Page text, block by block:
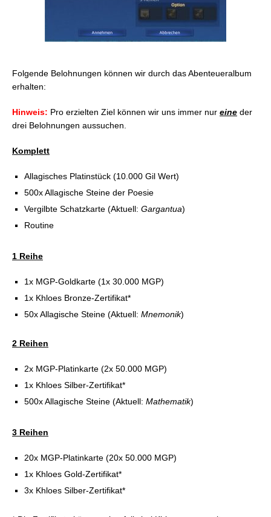
Folgende Belohnungen können wir durch das Abenteueralbum
erhalten:
Hinweis: Pro erzielten Ziel können wir uns immer nur eine der
drei Belohnungen aussuchen.
Komplett
Allagisches Platinstück (10.000 Gil Wert)
500x Allagische Steine der Poesie
Vergilbte Schatzkarte (Aktuell: Gargantua)
Routine
1 Reihe
1x MGP-Goldkarte (1x 30.000 MGP)
1x Khloes Bronze-Zertifikat*
50x Allagische Steine (Aktuell: Mnemonik)
2 Reihen
2x MGP-Platinkarte (2x 50.000 MGP)
1x Khloes Silber-Zertifikat*
500x Allagische Steine (Aktuell: Mathematik)
3 Reihen
20x MGP-Platinkarte (20x 50.000 MGP)
1x Khloes Gold-Zertifikat*
3x Khloes Silber-Zertifikat*